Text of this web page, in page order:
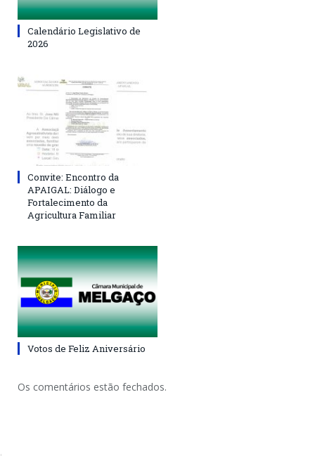
Calendário Legislativo de
2026
Convite: Encontro da
APAIGAL: Diálogo e
Fortalecimento da
Agricultura Familiar
Votos de Feliz Aniversário
Os comentários estão fechados.